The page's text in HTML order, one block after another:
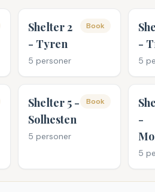
Shelter 2
- Tyren
5 personer
Book
-
5
Shelter 5 -
Solhesten
5 personer
Book
-
5